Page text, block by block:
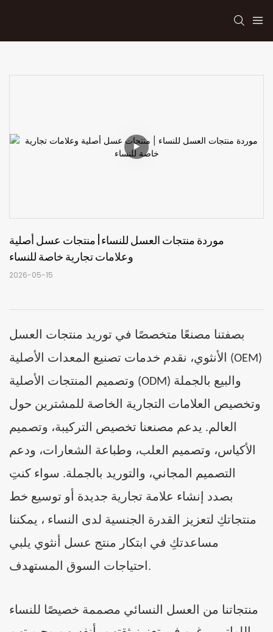
موردة منتجات العسل للنساء | منتجات عسل أصلية
وعلامات تجارية خاصة للنساء
2026-05-15
بصفتنا مصنعًا متخصصًا في توريد منتجات العسل
الأنثوي، نقدم خدمات تصنيع المعدات الأصلية (OEM)
وتصميم المنتجات الأصلية (ODM) والبيع بالجملة
وتخصيص العلامات التجارية الخاصة للمشترين حول
العالم. يدعم مصنعنا تخصيص التركيبة، وتصميم
الأكياس، وتصميم العلب، وطباعة الشعارات، ودعم
التصميم المجاني، والتوريد بالجملة. سواء كنتِ
بصدد إنشاء علامة تجارية جديدة أو توسيع خط
منتجاتكِ لتعزيز القدرة الجنسية لدى النساء ، يمكننا
مساعدتكِ في ابتكار منتج عسل أنثوي يلبي
احتياجات السوق المستهدف.
منتجاتنا من العسل النسائي مصممة خصيصًا للنساء